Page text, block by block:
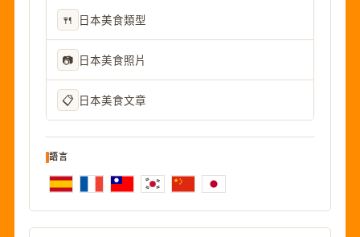
🍴 日本美食類型
📷 日本美食照片
📋 日本美食文章
語言